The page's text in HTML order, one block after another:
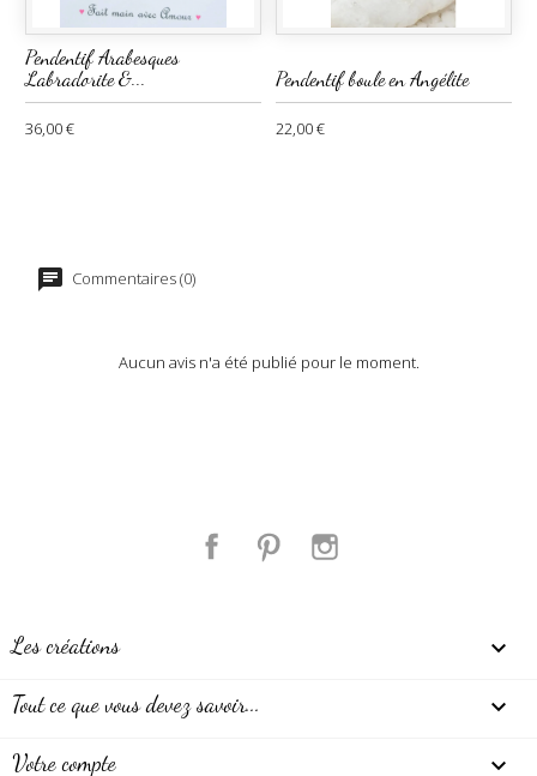
Pendentif Arabesques
Labradorite &...
36,00 €
Pendentif boule en Angélite
22,00 €
Commentaires (0)
Aucun avis n'a été publié pour le moment.
Facebook Pinterest
Les créations 
Tout ce que vous devez savoir... 
Votre compte 